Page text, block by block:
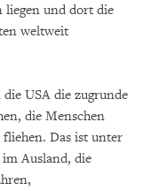
und dort die
weltweit
USA die zugrunde
die Menschen
fliehen. Das ist unter
Ausland, die